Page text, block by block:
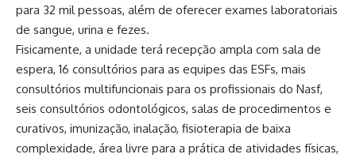
para 32 mil pessoas, além de oferecer exames laboratoriais
de sangue, urina e fezes.
Fisicamente, a unidade terá recepção ampla com sala de
espera, 16 consultórios para as equipes das ESFs, mais
consultórios multifuncionais para os profissionais do Nasf,
seis consultórios odontológicos, salas de procedimentos e
curativos, imunização, inalação, fisioterapia de baixa
complexidade, área livre para a prática de atividades físicas,